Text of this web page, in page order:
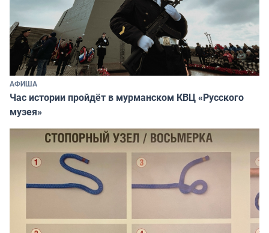
АФИША
Час истории пройдёт в мурманском КВЦ «Русского
музея»